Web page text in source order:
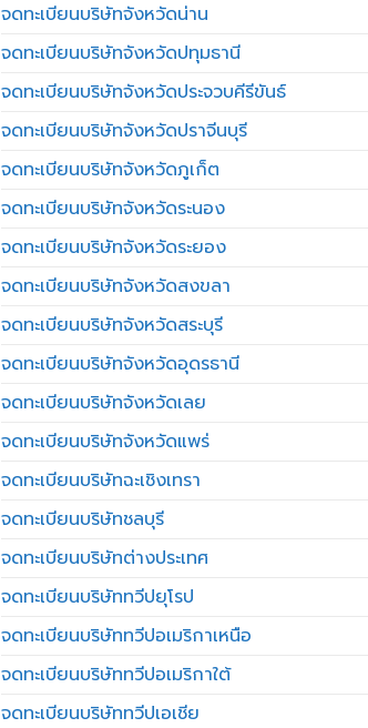
จดทะเบียนบริษัทจังหวัดน่าน
จดทะเบียนบริษัทจังหวัดปทุมธานี
จดทะเบียนบริษัทจังหวัดประจวบคีรีขันธ์
จดทะเบียนบริษัทจังหวัดปราจีนบุรี
จดทะเบียนบริษัทจังหวัดภูเก็ต
จดทะเบียนบริษัทจังหวัดระนอง
จดทะเบียนบริษัทจังหวัดระยอง
จดทะเบียนบริษัทจังหวัดสงขลา
จดทะเบียนบริษัทจังหวัดสระบุรี
จดทะเบียนบริษัทจังหวัดอุดรธานี
จดทะเบียนบริษัทจังหวัดเลย
จดทะเบียนบริษัทจังหวัดแพร่
จดทะเบียนบริษัทฉะเชิงเทรา
จดทะเบียนบริษัทชลบุรี
จดทะเบียนบริษัทต่างประเทศ
จดทะเบียนบริษัททวีปยุโรป
จดทะเบียนบริษัททวีปอเมริกาเหนือ
จดทะเบียนบริษัททวีปอเมริกาใต้
จดทะเบียนบริษัททวีปเอเชีย